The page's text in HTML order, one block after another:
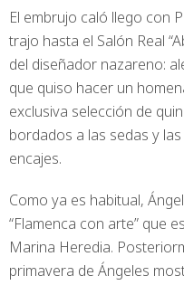
El embrujo caló llego con
trajo hasta el Salón Real
del diseñador nazareno:
que quiso hacer un
exclusiva selección de
bordados a las sedas y
encajes.
Como ya es habitual,
“Flamenca con arte” que
Marina Heredia.
primavera de Ángeles